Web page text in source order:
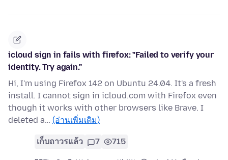
icloud sign in fails with firefox: "Failed to verify your
identity. Try again."
Hi, I'm using Firefox 142 on Ubuntu 24.04. It's a fresh
install. I cannot sign in icloud.com with Firefox even
though it works with other browsers like Brave. I
deleted a… (อ่านเพิ่มเติม)
เก็บถาวรแล้ว 7 715